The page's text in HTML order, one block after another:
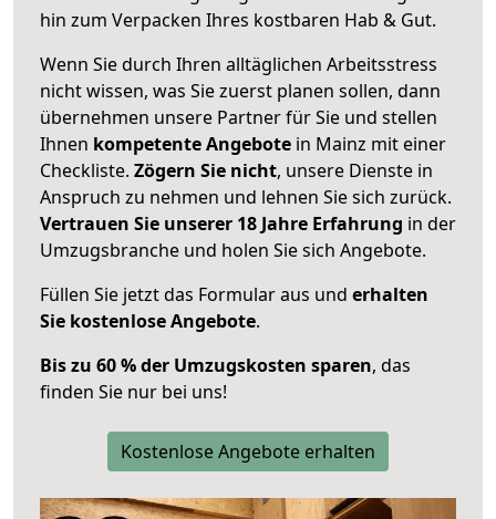
hin zum Verpacken Ihres kostbaren Hab & Gut.
Wenn Sie durch Ihren alltäglichen Arbeitsstress
nicht wissen, was Sie zuerst planen sollen, dann
übernehmen unsere Partner für Sie und stellen
Ihnen kompetente Angebote in Mainz mit einer
Checkliste. Zögern Sie nicht, unsere Dienste in
Anspruch zu nehmen und lehnen Sie sich zurück.
Vertrauen Sie unserer 18 Jahre Erfahrung in der
Umzugsbranche und holen Sie sich Angebote.
Füllen Sie jetzt das Formular aus und erhalten
Sie kostenlose Angebote.
Bis zu 60 % der Umzugskosten sparen, das
finden Sie nur bei uns!
Kostenlose Angebote erhalten